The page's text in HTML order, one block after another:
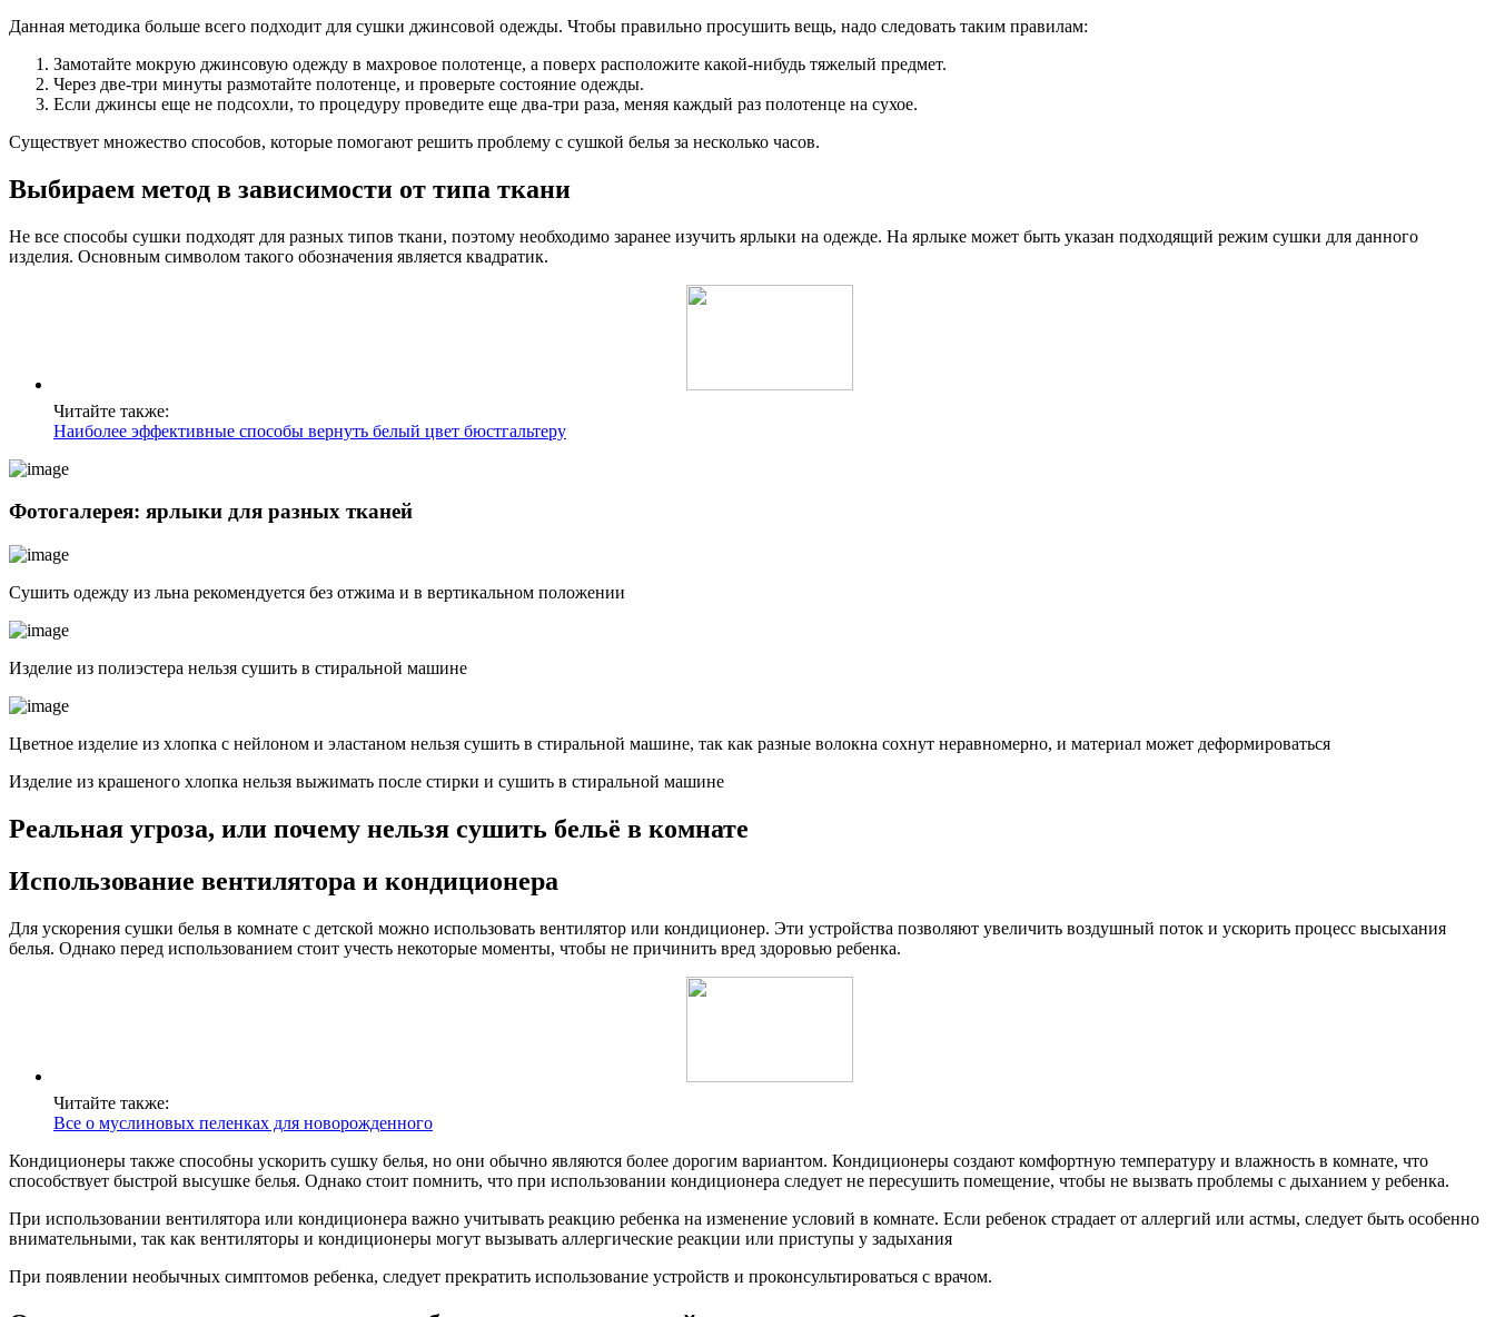
Данная методика больше всего подходит для сушки джинсовой одежды. Чтобы правильно просушить вещь, надо следовать таким правилам:
Замотайте мокрую джинсовую одежду в махровое полотенце, а поверх расположите какой-нибудь тяжелый предмет.
Через две-три минуты размотайте полотенце, и проверьте состояние одежды.
Если джинсы еще не подсохли, то процедуру проведите еще два-три раза, меняя каждый раз полотенце на сухое.
Существует множество способов, которые помогают решить проблему с сушкой белья за несколько часов.
Выбираем метод в зависимости от типа ткани
Не все способы сушки подходят для разных типов ткани, поэтому необходимо заранее изучить ярлыки на одежде. На ярлыке может быть указан подходящий режим сушки для данного
изделия. Основным символом такого обозначения является квадратик.
Читайте также:
Наиболее эффективные способы вернуть белый цвет бюстгальтеру
Фотогалерея: ярлыки для разных тканей
Сушить одежду из льна рекомендуется без отжима и в вертикальном положении
Изделие из полиэстера нельзя сушить в стиральной машине
Цветное изделие из хлопка с нейлоном и эластаном нельзя сушить в стиральной машине, так как разные волокна сохнут неравномерно, и материал может деформироваться
Изделие из крашеного хлопка нельзя выжимать после стирки и сушить в стиральной машине
Реальная угроза, или почему нельзя сушить бельё в комнате
Использование вентилятора и кондиционера
Для ускорения сушки белья в комнате с детской можно использовать вентилятор или кондиционер. Эти устройства позволяют увеличить воздушный поток и ускорить процесс высыхания
белья. Однако перед использованием стоит учесть некоторые моменты, чтобы не причинить вред здоровью ребенка.
Читайте также:
Все о муслиновых пеленках для новорожденного
Кондиционеры также способны ускорить сушку белья, но они обычно являются более дорогим вариантом. Кондиционеры создают комфортную температуру и влажность в комнате, что
способствует быстрой высушке белья. Однако стоит помнить, что при использовании кондиционера следует не пересушить помещение, чтобы не вызвать проблемы с дыханием у ребенка.
При использовании вентилятора или кондиционера важно учитывать реакцию ребенка на изменение условий в комнате. Если ребенок страдает от аллергий или астмы, следует быть особенно
внимательными, так как вентиляторы и кондиционеры могут вызывать аллергические реакции или приступы у задыхания
При появлении необычных симптомов ребенка, следует прекратить использование устройств и проконсультироваться с врачом.